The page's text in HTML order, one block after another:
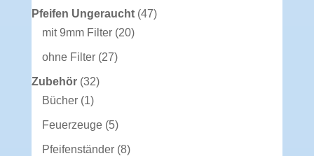
Produkte
Pfeifen Ungeraucht 4747
mit 9mm Filter 2020
ohne Filter 2727
Zubehör 3232
Bücher 11
Produkt
Feuerzeuge 55
Produkte
Pfeifenständer 88